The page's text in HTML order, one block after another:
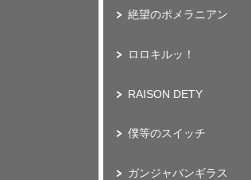
絶望のポメラニアン
ロロキルッ！
RAISON DETY
僕等のスイッチ
ガンジャバンギラス